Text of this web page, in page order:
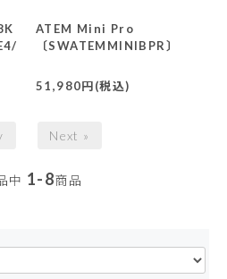
ATEM Mini Pro
〔SWATEMMINIBPR〕
51,980円(税込)
Next »
中 1-8商品